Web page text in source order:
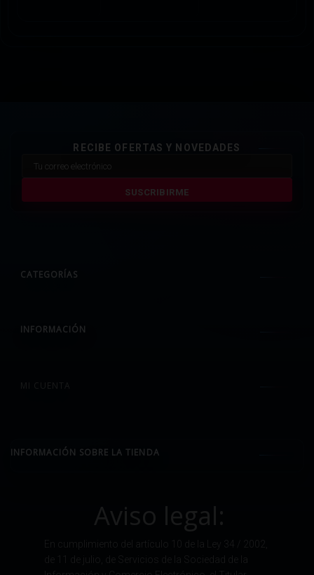
RECIBE OFERTAS Y NOVEDADES
SUSCRIBIRME
CATEGORÍAS
INFORMACIÓN
INFORMACIÓN SOBRE LA TIENDA
Aviso legal:
En cumplimiento del artículo 10 de la Ley 34 / 2002,
de 11 de julio, de Servicios de la Sociedad de la